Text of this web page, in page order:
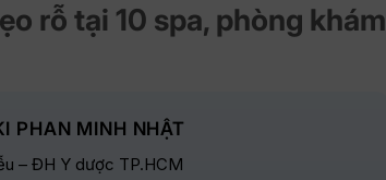
rỗ tại 10 spa, phòng khám
PHAN MINH NHẬT
– ĐH Y dược TP.HCM